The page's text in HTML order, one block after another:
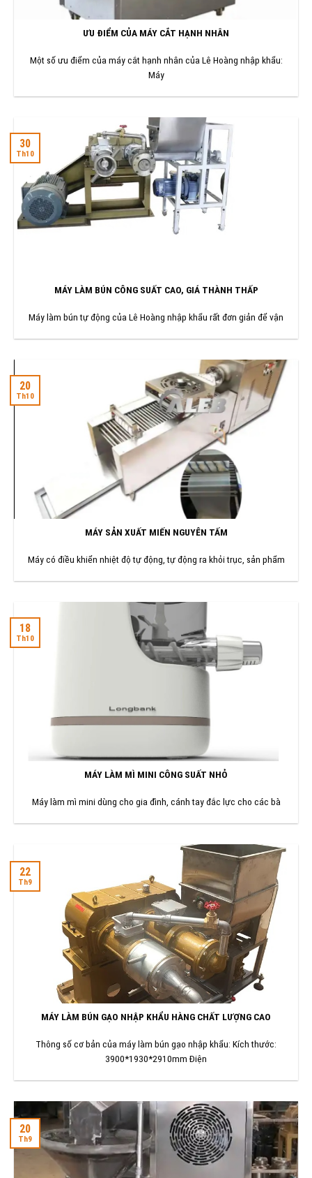
ƯU ĐIỂM CỦA MÁY CẮT HẠNH NHÂN
Một số ưu điểm của máy cắt hạnh nhân của Lê Hoàng nhập khẩu:
Máy
MÁY LÀM BÚN CÔNG SUẤT CAO, GIÁ THÀNH THẤP
Máy làm bún tự động của Lê Hoàng nhập khẩu rất đơn giản để vận
30
Th10
MÁY SẢN XUẤT MIẾN NGUYÊN TẤM
Máy có điều khiển nhiệt độ tự động, tự động ra khỏi trục, sản phẩm
20
Th10
MÁY LÀM MÌ MINI CÔNG SUẤT NHỎ
Máy làm mì mini dùng cho gia đình, cánh tay đắc lực cho các bà
18
Th10
MÁY LÀM BÚN GẠO NHẬP KHẨU HÀNG CHẤT LƯỢNG CAO
Thông số cơ bản của máy làm bún gạo nhập khẩu: Kích thước:
3900*1930*2910mm Điện
22
Th9
20
Th9